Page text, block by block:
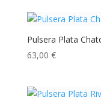
Pulsera Plata
63,00 €